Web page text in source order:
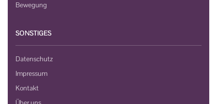
Bewegung
SONSTIGES
Datenschutz
Impressum
Kontakt